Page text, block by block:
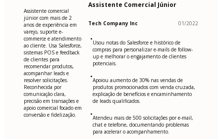
Assistente comercial
júnior com mais de 2
anos de experiência em
varejo, suporte e-
commerce e atendimento
ao cliente. Usa Salesforce,
sistemas POS e feedback
de clientes para
recomendar produtos,
acompanhar leads e
resolver solicitações.
Reconhecida por
comunicação clara,
precisão em transações e
apoio comercial focado em
conversão e fidelização.
Assistente Comercial Júnior
Tech Company Inc 01/2022
•Usou notas do Salesforce e histórico de
compras para personalizar e-mails de follow-
up e melhorar o engajamento de clientes
potenciais.
•Apoiou aumento de 30% nas vendas de
produtos promocionados com venda cruzada,
explicação de benefícios e encaminhamento
de leads qualificados.
•Atendeu mais de 500 solicitações por e-mail,
chat e telefone, documentando problemas
para acelerar o acompanhamento.